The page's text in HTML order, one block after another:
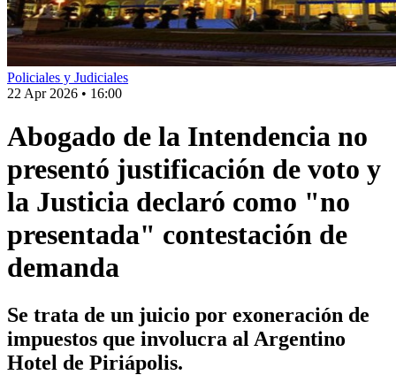
Policiales y Judiciales
22 Apr 2026 • 16:00
Abogado de la Intendencia no
presentó justificación de voto y
la Justicia declaró como "no
presentada" contestación de
demanda
Se trata de un juicio por exoneración de
impuestos que involucra al Argentino
Hotel de Piriápolis.